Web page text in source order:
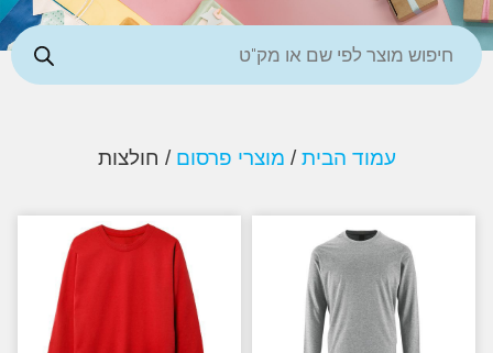
עמוד הבית/מוצרי פרסום / חולצות